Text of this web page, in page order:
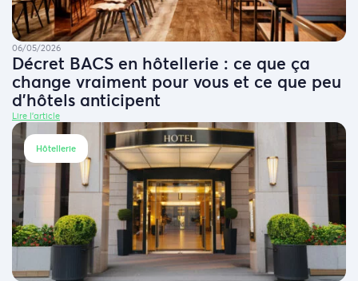
06/05/2026
Décret BACS en hôtellerie : ce que ça
change vraiment pour vous et ce que peu
d’hôtels anticipent
Lire l'article
Hôtellerie